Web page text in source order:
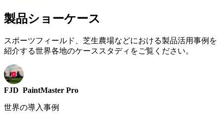
製品ショーケース
スポーツフィールド、芝生農場などにおける製品活用事例を
紹介する世界各地のケーススタディをご覧ください。
FJD PaintMaster Pro
世界の導入事例